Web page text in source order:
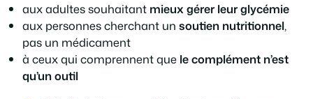
aux adultes souhaitant mieux gérer leur glycémie
aux personnes cherchant un soutien nutritionnel,
pas un médicament
à ceux qui comprennent que le complément n’est
qu’un outil